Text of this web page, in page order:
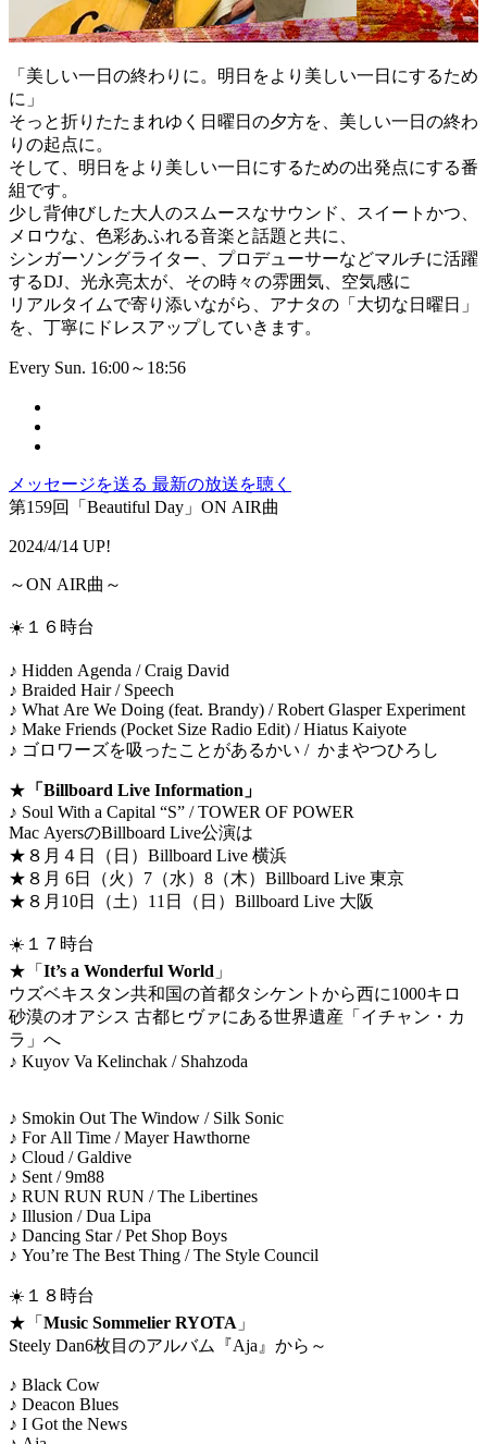
「美しい一日の終わりに。明日をより美しい一日にするため
に」
そっと折りたたまれゆく日曜日の夕方を、美しい一日の終わ
りの起点に。
そして、明日をより美しい一日にするための出発点にする番
組です。
少し背伸びした大人のスムースなサウンド、スイートかつ、
メロウな、色彩あふれる音楽と話題と共に、
シンガーソングライター、プロデューサーなどマルチに活躍
するDJ、光永亮太が、その時々の雰囲気、空気感に
リアルタイムで寄り添いながら、アナタの「大切な日曜日」
を、丁寧にドレスアップしていきます。
Every Sun. 16:00～18:56
メッセージを送る 最新の放送を聴く
第159回「Beautiful Day」ON AIR曲
2024/4/14 UP!
～ON AIR曲～
☀️１６時台
♪ Hidden Agenda / Craig David
♪ Braided Hair / Speech
♪ What Are We Doing (feat. Brandy) / Robert Glasper Experiment
♪ Make Friends (Pocket Size Radio Edit) / Hiatus Kaiyote
♪ ゴロワーズを吸ったことがあるかい / かまやつひろし
★ 「Billboard Live Information」
♪ Soul With a Capital “S” / TOWER OF POWER
Mac AyersのBillboard Live公演は
★８月４日（日）Billboard Live 横浜
★８月 6日（火）7（水）8（木）Billboard Live 東京
★８月10日（土）11日（日）Billboard Live 大阪
☀️１７時台
★「 It’s a Wonderful World 」
ウズベキスタン共和国の首都タシケントから西に1000キロ
砂漠のオアシス 古都ヒヴァにある世界遺産「イチャン・カ
ラ」へ
♪ Kuyov Va Kelinchak / Shahzoda
♪ Smokin Out The Window / Silk Sonic
♪ For All Time / Mayer Hawthorne
♪ Cloud / Galdive
♪ Sent / 9m88
♪ RUN RUN RUN / The Libertines
♪ Illusion / Dua Lipa
♪ Dancing Star / Pet Shop Boys
♪ You’re The Best Thing / The Style Council
☀️１８時台
★「 Music Sommelier RYOTA 」
Steely Dan6枚目のアルバム『Aja』から～
♪ Black Cow
♪ Deacon Blues
♪ I Got the News